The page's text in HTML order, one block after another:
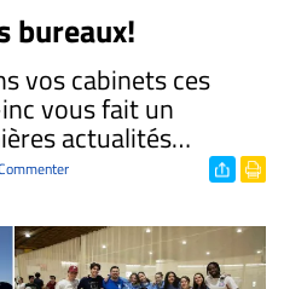
bureaux!
vos cabinets ces
vous fait un
actualités…